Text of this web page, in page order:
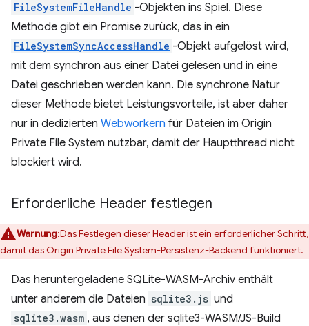
FileSystemFileHandle -Objekten ins Spiel. Diese
Methode gibt ein Promise zurück, das in ein
FileSystemSyncAccessHandle -Objekt aufgelöst wird,
mit dem synchron aus einer Datei gelesen und in eine
Datei geschrieben werden kann. Die synchrone Natur
dieser Methode bietet Leistungsvorteile, ist aber daher
nur in dedizierten Webworkern für Dateien im Origin
Private File System nutzbar, damit der Hauptthread nicht
blockiert wird.
Erforderliche Header festlegen
Warnung:Das Festlegen dieser Header ist ein erforderlicher Schritt,
damit das Origin Private File System-Persistenz-Backend funktioniert.
Das heruntergeladene SQLite-WASM-Archiv enthält
unter anderem die Dateien sqlite3.js und
sqlite3.wasm , aus denen der sqlite3-WASM/JS-Build